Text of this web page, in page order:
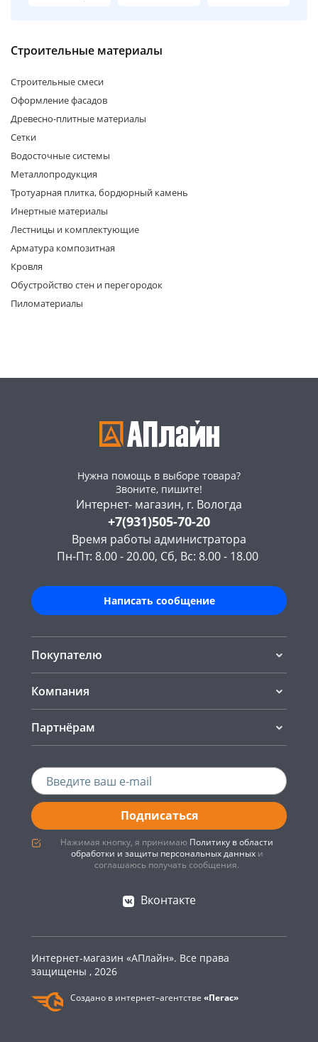
Строительные материалы
Строительные смеси
Оформление фасадов
Древесно-плитные материалы
Сетки
Водосточные системы
Металлопродукция
Тротуарная плитка, бордюрный камень
Инертные материалы
Лестницы и комплектующие
Арматура композитная
Кровля
Обустройство стен и перегородок
Пиломатериалы
Нужна помощь в выборе товара?
Звоните, пишите!
Интернет- магазин, г. Вологда
+7(931)505-70-20
Время работы администратора
Пн-Пт: 8.00 - 20.00, Сб, Вс: 8.00 - 18.00
Написать сообщение
Покупателю
Компания
Партнёрам
Подписаться
Нажимая кнопку, я принимаю Политику в области
обработки и защиты персональных данныхи
соглашаюсь получать сообщения.
Вконтакте
Интернет-магазин «АПлайн». Все права
защищены , 2026
Создано в интернет–агентстве «Пегас»
раз в 2 недели